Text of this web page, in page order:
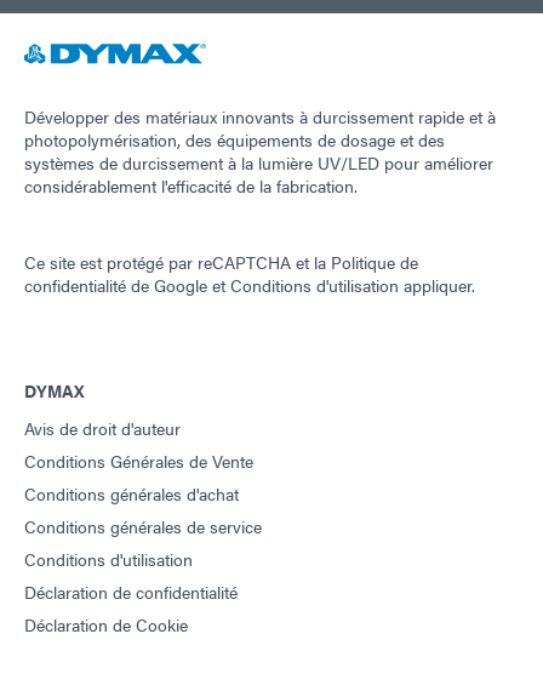
Guide : Équipement de photopolymérisation
Guide : Équipement de dosage (FR)
Guide : Équipement de dosage (Amériques | ES)
Guide : Technologie de photopolymérisation UV (FR)
Développer des matériaux innovants à durcissement rapide et à
photopolymérisation, des équipements de dosage et des
systèmes de durcissement à la lumière UV/LED pour améliorer
considérablement l'efficacité de la fabrication.
Ce site est protégé par reCAPTCHA et la Politique de
confidentialité de Google etConditions d'utilisation appliquer.
DYMAX
Avis de droit d'auteur
Conditions Générales de Vente
Conditions générales d'achat
Conditions générales de service
Conditions d'utilisation
Déclaration de confidentialité
Déclaration de Cookie